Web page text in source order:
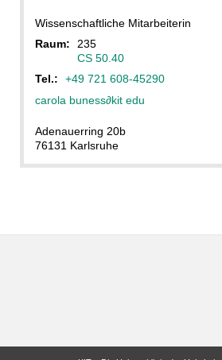
Wissenschaftliche Mitarbeiterin
Raum:
235
CS 50.40
Tel.:
+49 721 608-45290
carola buness∂kit edu
Adenauerring 20b
76131 Karlsruhe